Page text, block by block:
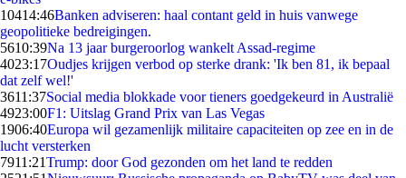
10414:46Banken adviseren: haal contant geld in huis vanwege
geopolitieke bedreigingen.
5610:39Na 13 jaar burgeroorlog wankelt Assad-regime
4023:17Oudjes krijgen verbod op sterke drank: 'Ik ben 81, ik bepaal
dat zelf wel!'
3611:37Social media blokkade voor tieners goedgekeurd in Australië
4923:00F1: Uitslag Grand Prix van Las Vegas
1906:40Europa wil gezamenlijk militaire capaciteiten op zee en in de
lucht versterken
7911:21Trump: door God gezonden om het land te redden